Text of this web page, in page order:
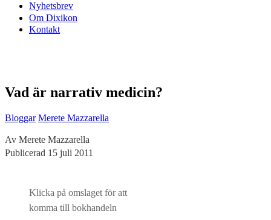
Nyhetsbrev
Om Dixikon
Kontakt
Vad är narrativ medicin?
Bloggar Merete Mazzarella
Av Merete Mazzarella
Publicerad 15 juli 2011
Klicka på omslaget för att
komma till bokhandeln